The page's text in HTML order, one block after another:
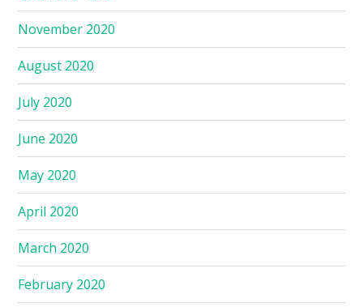
November 2020
August 2020
July 2020
June 2020
May 2020
April 2020
March 2020
February 2020